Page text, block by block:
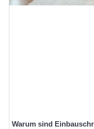
Warum sind